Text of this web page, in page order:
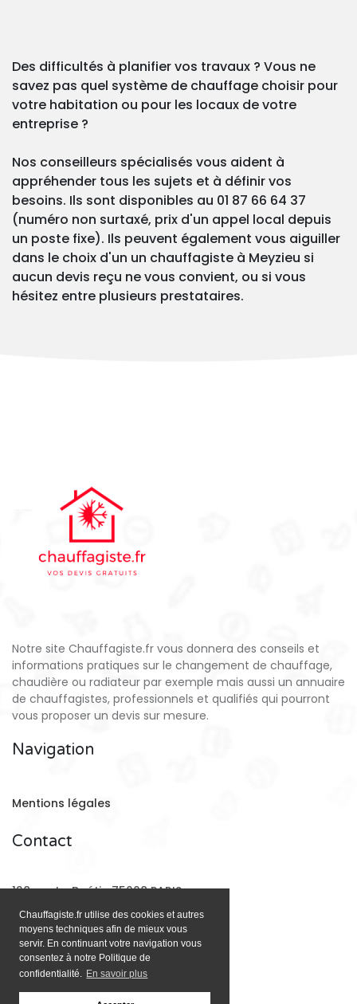
Chauffagiste.fr utilise des cookies et autres
moyens techniques afin de mieux vous
servir. En continuant votre navigation vous
consentez à notre Politique de
confidentialité. En savoir plus
Des difficultés à planifier vos travaux ? Vous ne
savez pas quel système de chauffage choisir pour
votre habitation ou pour les locaux de votre
entreprise ?
Nos conseilleurs spécialisés vous aident à
appréhender tous les sujets et à définir vos
besoins. Ils sont disponibles au 01 87 66 64 37
(numéro non surtaxé, prix d'un appel local depuis
un poste fixe). Ils peuvent également vous aiguiller
dans le choix d'un un chauffagiste à Meyzieu si
aucun devis reçu ne vous convient, ou si vous
hésitez entre plusieurs prestataires.
Notre site Chauffagiste.fr vous donnera des conseils et
informations pratiques sur le changement de chauffage,
chaudière ou radiateur par exemple mais aussi un annuaire
de chauffagistes, professionnels et qualifiés qui pourront
vous proposer un devis sur mesure.
Navigation
Mentions légales
Contact
128 rue La Boétie 75008 PARIS
Email: contact@chauffagiste.fr